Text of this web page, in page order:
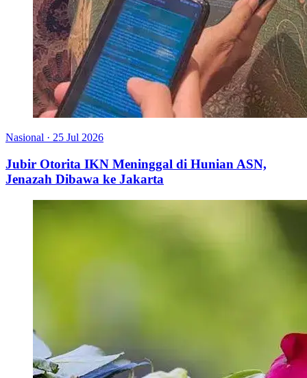
Nasional · 25 Jul 2026
Jubir Otorita IKN Meninggal di Hunian ASN,
Jenazah Dibawa ke Jakarta